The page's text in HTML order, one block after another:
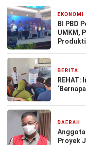
EKONOMI
BI PBD
UMKM,
BERITA
REHAT:
DAERAH
Anggota
Proyek